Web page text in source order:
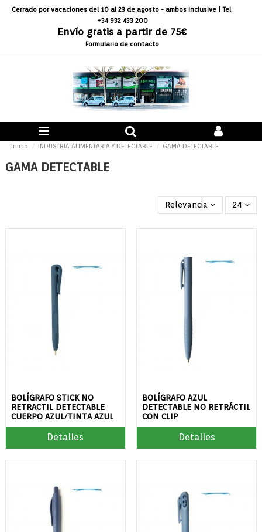
Cerrado por vacaciones del 10 al 23 de agosto - ambos inclusive | Tel.
+34 932 433 200
Envío gratis a partir de 75€
Formulario de contacto
Inicio INDUSTRIA ALIMENTARIA Y DETECTABLE GAMA DETECTABLE
GAMA DETECTABLE
Relevancia 24
BOLÍGRAFO STICK NO
RETRACTIL DETECTABLE
CUERPO AZUL/TINTA AZUL
Detalles
BOLÍGRAFO AZUL
DETECTABLE NO RETRÁCTIL
CON CLIP
Detalles